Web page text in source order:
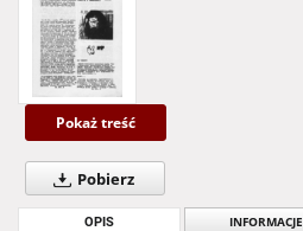
Pokaż treść
Pobierz
OPIS INFORMACJE